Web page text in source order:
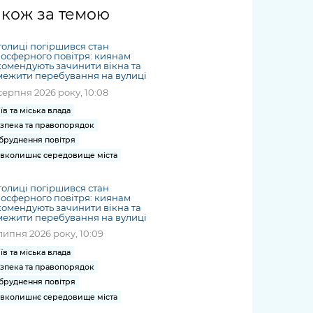
Безбар'єрність
Київська міська військова
адміністрація
Портал послуг
Міський застосунок Київ
Цифровий
Важливе під час
воєнного стану
міській військовій
адміністрації
«Ініціатива
«Партнерство
«Відкритий Уряд» –
місцевий рівень»
Важливе під час
дій чи
про
дашборди
та
/
журналіст
ський
Submitting
a media
request
under
за темою
погіршився стан
повітря: киянам
зачинити вікна та
перебування на вулиці
2026 року, 10:08
та міська влада
та правопорядок
повітря
середовище міста
погіршився стан
повітря: киянам
зачинити вікна та
перебування на вулиці
2026 року, 10:09
та міська влада
та правопорядок
повітря
середовище міста